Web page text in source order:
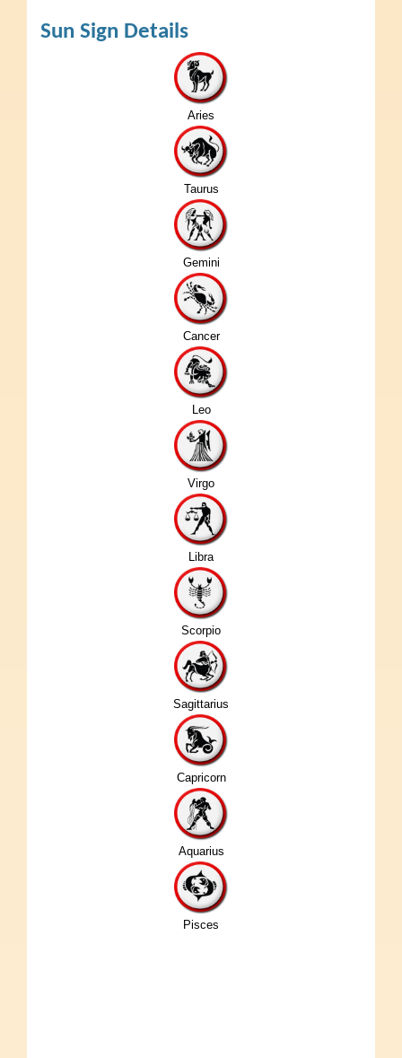
Sun Sign Details
Aries
Taurus
Gemini
Cancer
Leo
Virgo
Libra
Scorpio
Sagittarius
Capricorn
Aquarius
Pisces